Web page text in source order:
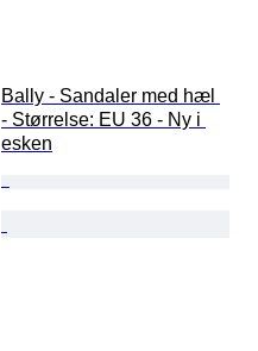
Bally - Sandaler med hæl
- Størrelse: EU 36 - Ny i
esken